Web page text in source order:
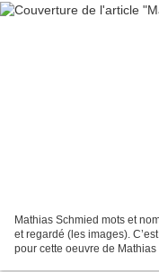
Mathias Schmied mots et
et regardé (les images).
pour cette oeuvre de